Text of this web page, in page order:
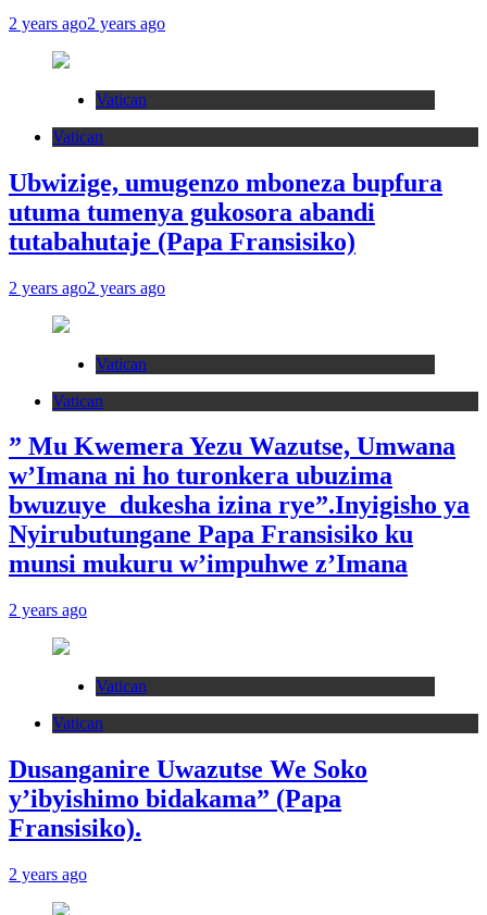
2 years ago2 years ago
Vatican
Vatican
Ubwizige, umugenzo mboneza bupfura
utuma tumenya gukosora abandi
tutabahutaje (Papa Fransisiko)
2 years ago2 years ago
Vatican
Vatican
” Mu Kwemera Yezu Wazutse, Umwana
w’Imana ni ho turonkera ubuzima
bwuzuye dukesha izina rye”.Inyigisho ya
Nyirubutungane Papa Fransisiko ku
munsi mukuru w’impuhwe z’Imana
2 years ago
Vatican
Vatican
Dusanganire Uwazutse We Soko
y’ibyishimo bidakama” (Papa
Fransisiko).
2 years ago